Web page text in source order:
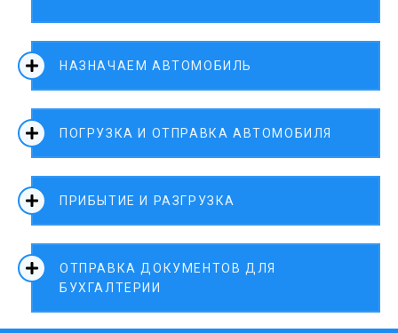
НАЗНАЧАЕМ АВТОМОБИЛЬ
ПОГРУЗКА И ОТПРАВКА АВТОМОБИЛЯ
ПРИБЫТИЕ И РАЗГРУЗКА
ОТПРАВКА ДОКУМЕНТОВ ДЛЯ
БУХГАЛТЕРИИ